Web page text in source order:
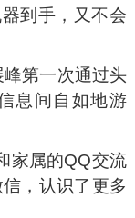
到手，又不会
第一次通过头
息间自如地游
家属的QQ交流
，认识了更多